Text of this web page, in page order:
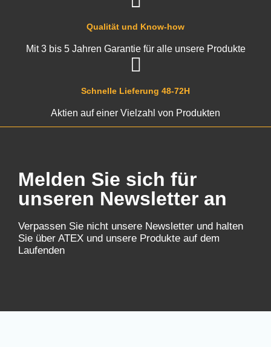
Schnelle Lieferung 48-72H
Aktien auf einer Vielzahl von Produkten
Qualität und Know-how
Mit 3 bis 5 Jahren Garantie für alle unsere Produkte
Melden Sie sich für
unseren Newsletter an
Verpassen Sie nicht unsere Newsletter und halten
Sie über ATEX und unsere Produkte auf dem
Laufenden